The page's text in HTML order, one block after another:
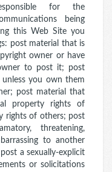
for the
being
this Web Site you
post material that is
owner or have
to post it; post
unless you own them
post material that
property rights of
rights of others; post
threatening,
to another
a sexually-explicit
or solicitations